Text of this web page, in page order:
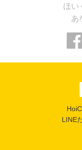
ほい
あ
LINE